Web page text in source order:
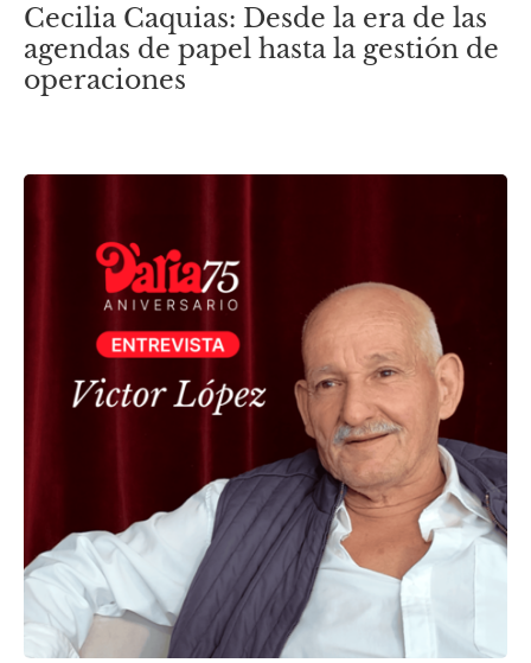
Cecilia Caquias: Desde la era de las
agendas de papel hasta la gestión de
operaciones